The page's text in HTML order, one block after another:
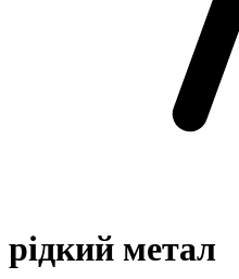
рідкий метал